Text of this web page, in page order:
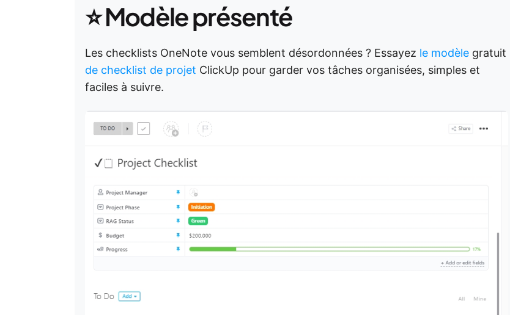
⭐ Modèle présenté
Les checklists OneNote vous semblent désordonnées ? Essayez le modèle gratuit
de checklist de projet ClickUp pour garder vos tâches organisées, simples et
faciles à suivre.